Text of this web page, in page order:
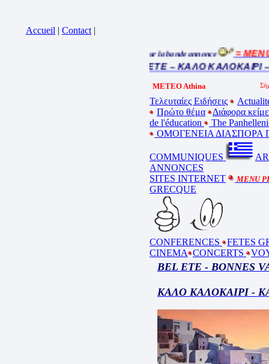
Accueil | Contact |
Cliquez sur la bande annonce
= MENU
BEL ETE – ΚΑΛΟ ΚΑΛΟΚΑΙΡΙ –
METEO Athina
Τελευταίες Ειδήσεις
Πρώτο θέμα
Διάφορα
de l'éducation
The
ΟΜΟΓΕΝΕΙΑ ΔΙΑΣΠΟΡΑ
COMMUNIQUES
ANNONCES
SITES INTERNET
MENU
GRECQUE
CONFERENCES
FETES
CINEMA CONCERTS
BEL ETE - BONNES
ΚΑΛΟ ΚΑΛΟΚΑΙΡΙ -